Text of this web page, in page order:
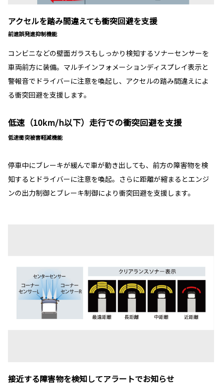
アクセルを踏み間違えても衝突回避を支援
前進誤発進抑制機能
コンビニなどの壁面ガラスもしっかり検知するソナーセンサーを
車両前方に装備。マルチインフォメーションディスプレイ表示と
警報音でドライバーに注意を喚起し、アクセルの踏み間違えによ
る衝突回避を支援します。
低速（10km/h以下）走行での衝突回避を支援
低速衝突被害軽減機能
停車中にブレーキが緩んで車が動き出しても、前方の障害物を検
知するとドライバーに注意を喚起。さらに距離が縮まるとエンジ
ンの出力制御とブレーキ制御により衝突回避を支援します。
接近する障害物を検知してアラートでお知らせ